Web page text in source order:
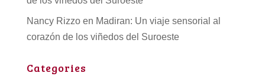
Nancy Rizzoen Madiran: Un viaje sensorial al
corazón de los viñedos del Suroeste
Categories